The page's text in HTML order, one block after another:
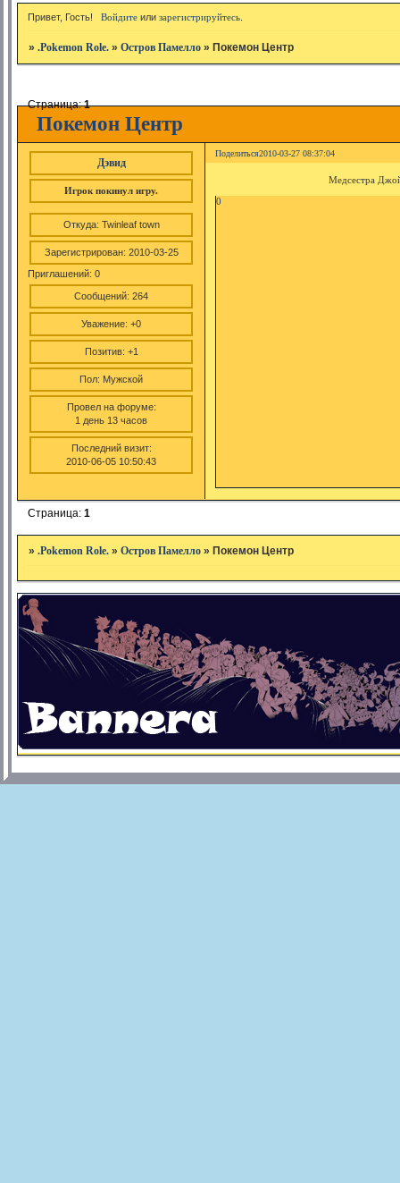
Привет, Гость! Войдитеили зарегистрируйтесь.
».Pokemon Role. »Остров Памелло » Покемон Центр
Покемон Центр
Страница:1
Поделиться2010-03-27 08:37:04
Дэвид
Игрок покинул игру.
Откуда: Twinleaf town
Зарегистрирован: 2010-03-25
Приглашений: 0
Сообщений: 264
Уважение: +0
Позитив: +1
Пол: Мужской
Провел на форуме:
1 день 13 часов
Последний визит:
2010-06-05 10:50:43
Медсестра
0
Страница:1
».Pokemon Role. »Остров Памелло » Покемон Центр